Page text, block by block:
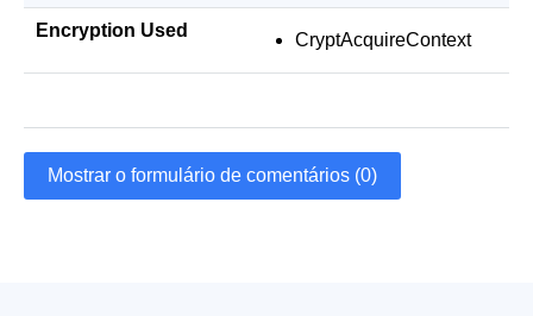
Encryption Used CryptAcquireContext
Mostrar o formulário de comentários (0)